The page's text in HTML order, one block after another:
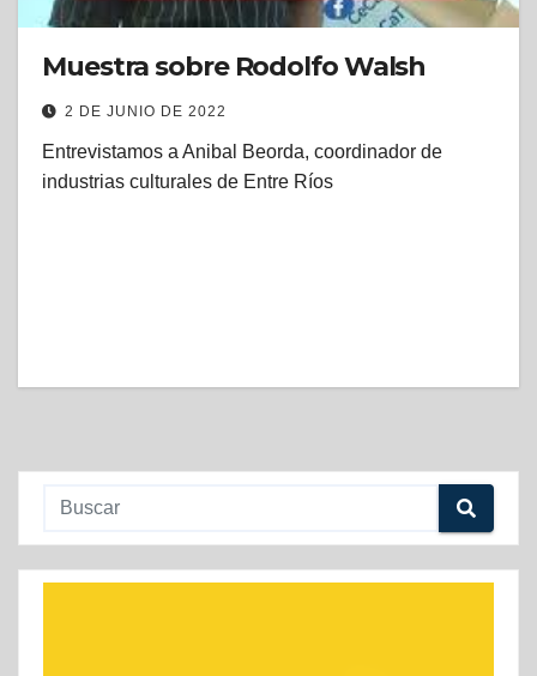
Muestra sobre Rodolfo Walsh
2 DE JUNIO DE 2022
Entrevistamos a Anibal Beorda, coordinador de
industrias culturales de Entre Ríos